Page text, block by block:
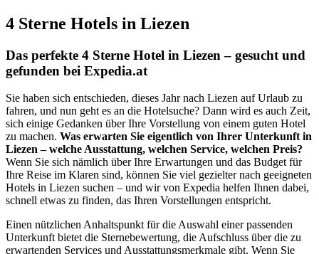
4 Sterne Hotels in Liezen
Das perfekte 4 Sterne Hotel in Liezen – gesucht und
gefunden bei Expedia.at
Sie haben sich entschieden, dieses Jahr nach Liezen auf Urlaub zu
fahren, und nun geht es an die Hotelsuche? Dann wird es auch Zeit,
sich einige Gedanken über Ihre Vorstellung von einem guten Hotel
zu machen. Was erwarten Sie eigentlich von Ihrer Unterkunft in
Liezen – welche Ausstattung, welchen Service, welchen Preis?
Wenn Sie sich nämlich über Ihre Erwartungen und das Budget für
Ihre Reise im Klaren sind, können Sie viel gezielter nach geeigneten
Hotels in Liezen suchen – und wir von Expedia helfen Ihnen dabei,
schnell etwas zu finden, das Ihren Vorstellungen entspricht.
Einen nützlichen Anhaltspunkt für die Auswahl einer passenden
Unterkunft bietet die Sternebewertung, die Aufschluss über die zu
erwartenden Services und Ausstattungsmerkmale gibt. Wenn Sie